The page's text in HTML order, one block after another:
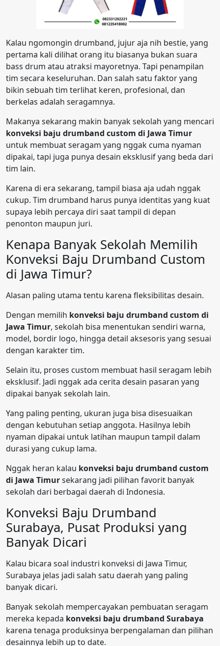
Kalau ngomongin drumband, jujur aja nih bestie, yang
pertama kali dilihat orang itu biasanya bukan suara
bass drum atau atraksi mayoretnya. Tapi penampilan
tim secara keseluruhan. Dan salah satu faktor yang
bikin sebuah tim terlihat keren, profesional, dan
berkelas adalah seragamnya.
Makanya sekarang makin banyak sekolah yang mencari
konveksi baju drumband custom di Jawa Timur
untuk membuat seragam yang nggak cuma nyaman
dipakai, tapi juga punya desain eksklusif yang beda dari
tim lain.
Karena di era sekarang, tampil biasa aja udah nggak
cukup. Tim drumband harus punya identitas yang kuat
supaya lebih percaya diri saat tampil di depan
penonton maupun juri.
Kenapa Banyak Sekolah Memilih
Konveksi Baju Drumband Custom
di Jawa Timur?
Alasan paling utama tentu karena fleksibilitas desain.
Dengan memilih konveksi baju drumband custom di
Jawa Timur, sekolah bisa menentukan sendiri warna,
model, bordir logo, hingga detail aksesoris yang sesuai
dengan karakter tim.
Selain itu, proses custom membuat hasil seragam lebih
eksklusif. Jadi nggak ada cerita desain pasaran yang
dipakai banyak sekolah lain.
Yang paling penting, ukuran juga bisa disesuaikan
dengan kebutuhan setiap anggota. Hasilnya lebih
nyaman dipakai untuk latihan maupun tampil dalam
durasi yang cukup lama.
Nggak heran kalau konveksi baju drumband custom
di Jawa Timursekarang jadi pilihan favorit banyak
sekolah dari berbagai daerah di Indonesia.
Konveksi Baju Drumband
Surabaya, Pusat Produksi yang
Banyak Dicari
Kalau bicara soal industri konveksi di Jawa Timur,
Surabaya jelas jadi salah satu daerah yang paling
banyak dicari.
Banyak sekolah mempercayakan pembuatan seragam
mereka kepada konveksi baju drumband Surabaya
karena tenaga produksinya berpengalaman dan pilihan
desainnya lebih up to date.